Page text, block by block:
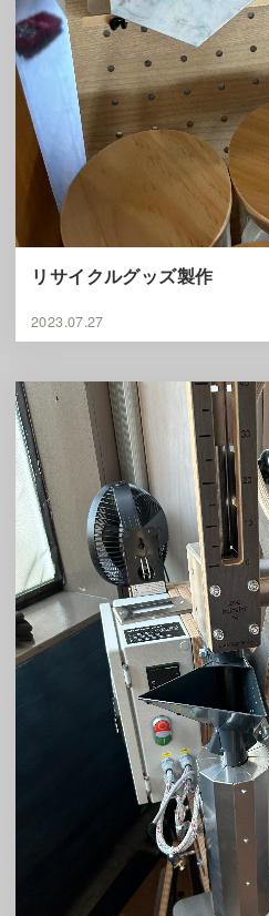
リサイクルグッズ製作
2023.07.27